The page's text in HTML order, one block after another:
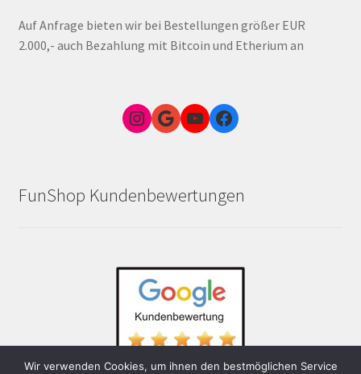
Auf Anfrage bieten wir bei Bestellungen größer EUR
2.000,- auch Bezahlung mit Bitcoin und Etherium an
Instagram
Google Link zum FunShop WienYouTubeFacebook
FunShop Kundenbewertungen
Wir verwenden Cookies, um ihnen den bestmöglichen Service